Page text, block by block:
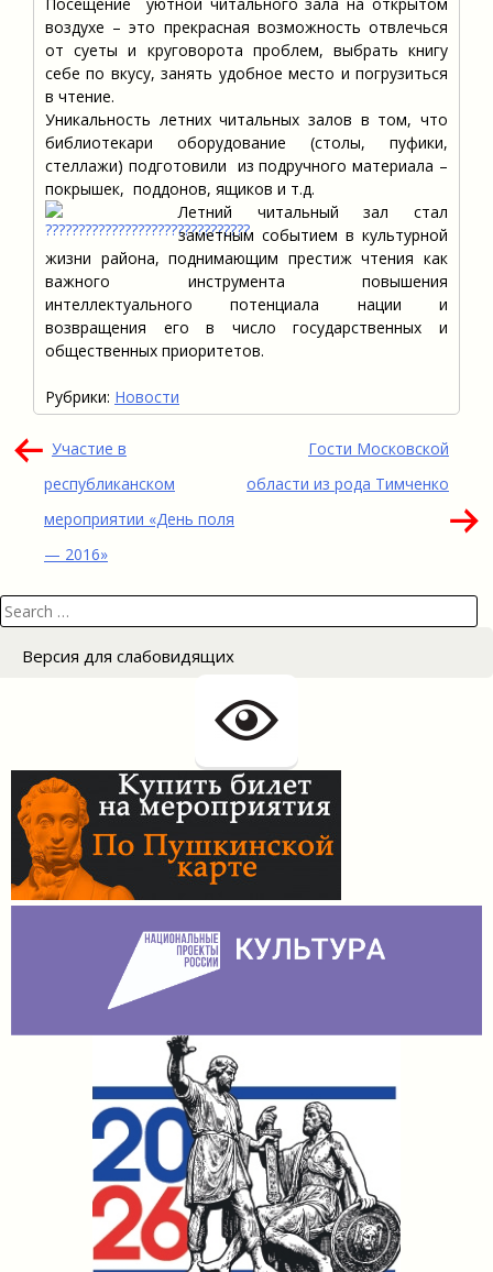
воздухе – это прекрасная возможность отвлечься
от суеты и круговорота проблем, выбрать книгу
себе по вкусу, занять удобное место и погрузиться
в чтение.
Уникальность летних читальных залов в том, что
библиотекари оборудование (столы, пуфики,
стеллажи) подготовили из подручного материала –
покрышек, поддонов, ящиков и т.д.
Летний читальный зал стал
заметным событием в культурной
жизни района, поднимающим престиж чтения как
важного инструмента повышения
интеллектуального потенциала нации и
возвращения его в число государственных и
общественных приоритетов.
Рубрики: Новости
Навигация
по
Участие в
республиканском
мероприятии «День поля
— 2016»
Гости Московской
области из рода Тимченко
Search
for:
Версия для слабовидящих